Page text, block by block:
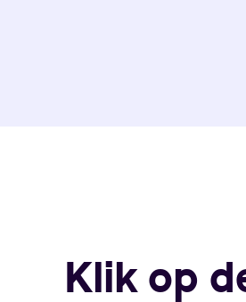
Klik op